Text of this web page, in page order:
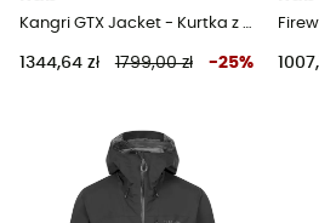
Kangri GTX Jacket - Kurtka z membraną meska
1344,64 zł 1799,00 zł -25%